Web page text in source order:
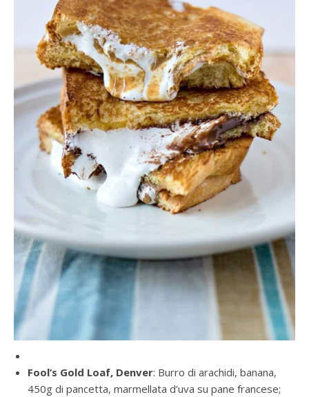
Fool’s Gold Loaf, Denver: Burro di arachidi, banana,
450g di pancetta, marmellata d’uva su pane francese;